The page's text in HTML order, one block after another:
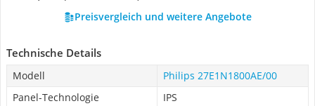
Preisvergleich und weitere Angebote
Technische Details
Modell
Philips 27E1N1800AE/00
Panel-Technologie
IPS